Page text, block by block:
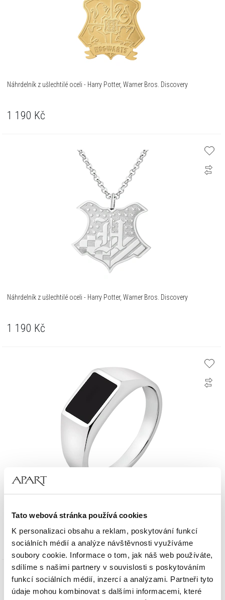
Tato webová stránka používá cookies
K personalizaci obsahu a reklam, poskytování funkcí
sociálních médií a analýze návštěvnosti využíváme
soubory cookie. Informace o tom, jak náš web používáte,
sdílíme s našimi partnery v souvislosti s poskytováním
funkcí sociálních médií, inzercí a analýzami. Partneři tyto
údaje mohou kombinovat s dalšími informacemi, které
Náhrdelník z ušlechtilé oceli - Harry Potter, Warner Bros. Discovery
1 190 Kč
Náhrdelník z ušlechtilé oceli - Harry Potter, Warner Bros. Discovery
1 190 Kč
2 190 Kč
Nové